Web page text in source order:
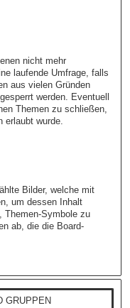
nicht mehr
laufende Umfrage, falls
aus vielen Gründen
werden. Eventuell
Themen zu schließen,
erlaubt wurde.
Bilder, welche mit
um dessen Inhalt
Themen-Symbole zu
ab, die die Board-
GRUPPEN